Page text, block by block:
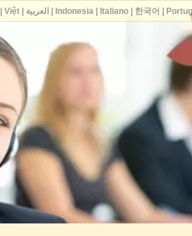
Việt| العربية Indonesia| Italiano| 한국어